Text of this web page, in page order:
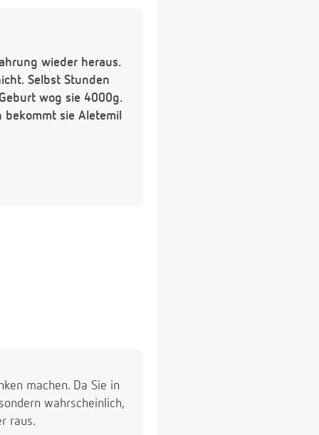
wieder heraus.
Selbst Stunden
wog sie 4000g.
sie Aletemil
machen. Da Sie in
wahrscheinlich,
raus.